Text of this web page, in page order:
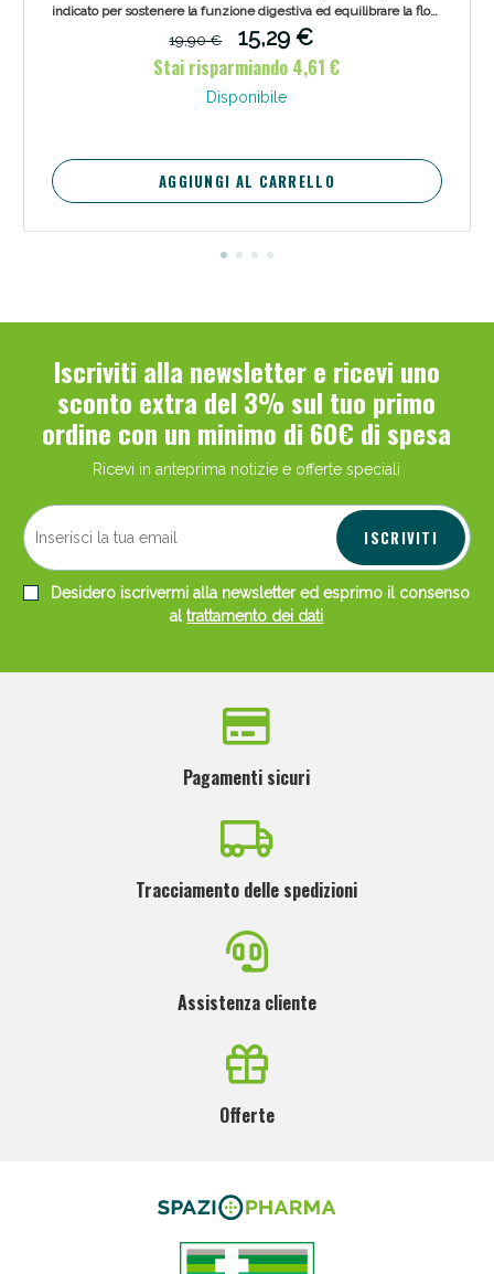
indicato per sostenere la funzione digestiva ed equilibrare la flora
intestinale attraverso ingredienti naturali.
19,90 €
15,29 €
Stai risparmiando 4,61 €
Disponibile
AGGIUNGI AL CARRELLO
Iscriviti alla newsletter e ricevi uno
sconto extra del 3% sul tuo primo
ordine con un minimo di 60€ di spesa
Ricevi in anteprima notizie e offerte speciali
ISCRIVITI
Desidero iscrivermi alla newsletter ed esprimo il consenso
altrattamento dei dati
Pagamenti sicuri
Tracciamento delle spedizioni
Assistenza cliente
Offerte